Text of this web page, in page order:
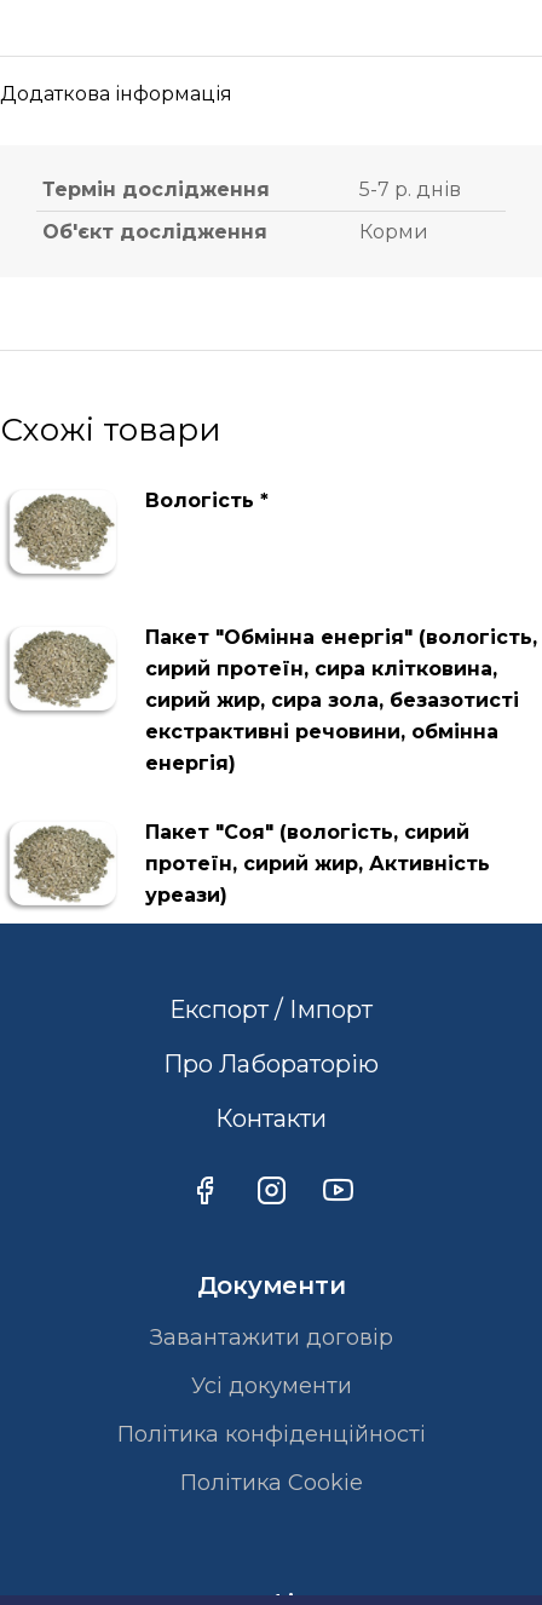
Додаткова інформація
Термін дослідження
5-7 р. днів
Об'єкт дослідження
Корми
Схожі товари
Вологість *
Пакет "Обмінна енергія" (вологість,
сирий протеїн, сира клітковина,
сирий жир, сира зола, безазотисті
екстрактивні речовини, обмінна
енергія)
Пакет "Соя" (вологість, сирий
протеїн, сирий жир, Активність
уреази)
Експорт / Імпорт
Про Лабораторію
Контакти
Документи
Завантажити договір
Усі документи
Політика конфіденційності
Полiтика Cookie